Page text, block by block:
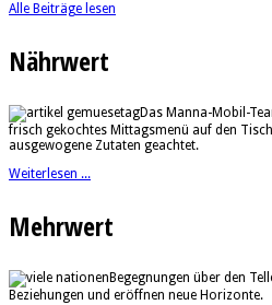
Alle Beiträge lesen
Nährwert
Das Manna-Mobil-
frisch gekochtes Mittagsmenü auf den
ausgewogene Zutaten geachtet.
Weiterlesen ...
Mehrwert
Begegnungen über den
Beziehungen und eröffnen neue Horizonte.